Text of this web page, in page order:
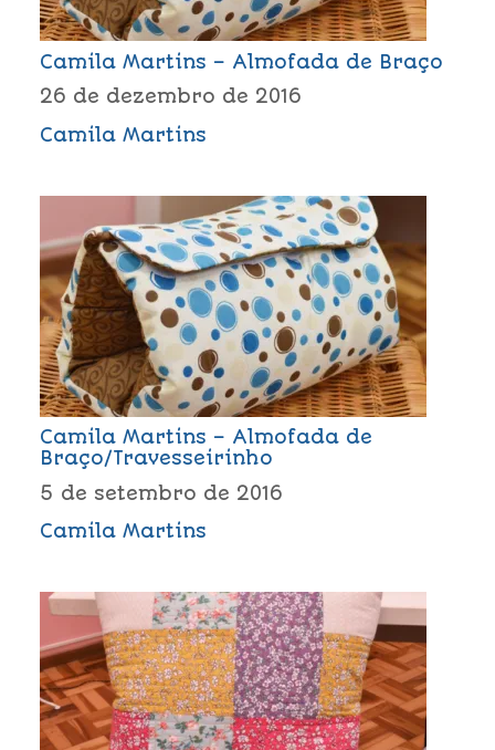
Camila Martins – Almofada de Braço
26 de dezembro de 2016
Camila Martins
Camila Martins – Almofada de
Braço/Travesseirinho
5 de setembro de 2016
Camila Martins